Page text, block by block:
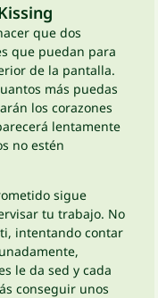
que dos
que puedan para
de la pantalla.
más puedas
los corazones
lentamente
no estén
sigue
tu trabajo. No
intentando contar
le da sed y cada
conseguir unos